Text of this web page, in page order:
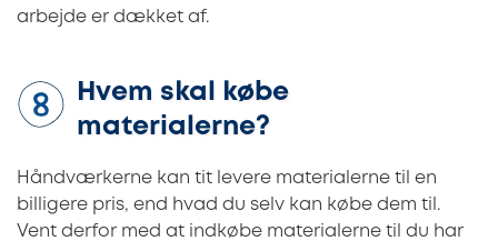
arbejde er dækket af.
Hvem skal købe
materialerne?
Håndværkerne kan tit levere materialerne til en
billigere pris, end hvad du selv kan købe dem til.
Vent derfor med at indkøbe materialerne til du har